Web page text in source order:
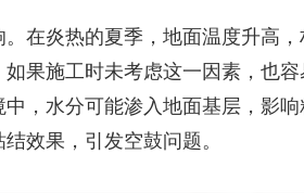
在炎热的夏季，地面温度升高
果施工时未考虑这一因素，也容
，水分可能渗入地面基层，影
效果，引发空鼓问题。